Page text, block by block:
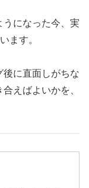
うになった今、実
ます。
に直面しがちな
えばよいかを、